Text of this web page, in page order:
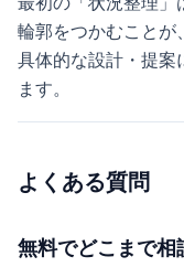
輪郭をつかむことが
具体的な設計・提案
ます。
よくある質問
無料でどこまで相